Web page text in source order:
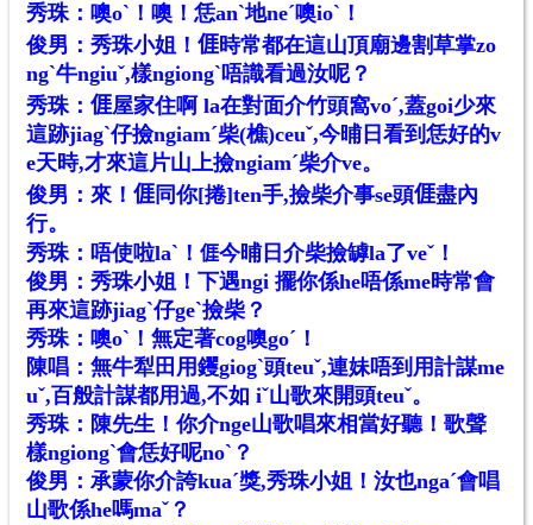
秀珠：噢oˋ！噢！恁anˋ地neˊ噢ioˋ！
俊男：秀珠小姐！𠊎時常都在這山頂廟邊割草掌zo
ngˋ牛ngiuˇ,樣ngiongˋ唔識看過汝呢？
秀珠：𠊎屋家住啊 la在對面介竹頭窩voˊ,蓋goi少來
這跡jiagˋ仔撿ngiamˊ柴(樵)ceuˇ,今晡日看到恁好的v
e天時,才來這片山上撿ngiamˊ柴介ve。
俊男：來！𠊎同你[捲]ten手,撿柴介事se頭𠊎盡內
行。
秀珠：唔使啦laˋ！ 𠊎今晡日介柴撿罅la了veˇ！
俊男：秀珠小姐！下遇ngi 擺你係he唔係me時常會
再來這跡jiagˋ仔geˋ撿柴？
秀珠：噢oˋ！無定著cog噢goˊ！
陳唱：無牛犁田用钁giogˋ頭teuˇ,連妹唔到用計謀me
uˇ,百般計謀都用過,不如 iˇ山歌來開頭teuˇ。
秀珠：陳先生！你介nge山歌唱來相當好聽！歌聲
樣ngiongˋ會恁好呢noˋ？
俊男：承蒙你介誇kuaˊ獎,秀珠小姐！汝也ngaˊ會唱
山歌係he嗎maˇ？